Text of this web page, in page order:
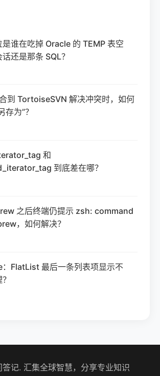
谁在吃掉 Oracle 的 TEMP 表空
还是那条 SQL？
到 TortoiseSVN 解决冲突时，如何
存为”？
和
到底差在哪？
之后终端仍提示 zsh: command
，如何解决？
FlatList 最后一条列表项显示不
记. 汇集全球智慧，分享专业知识